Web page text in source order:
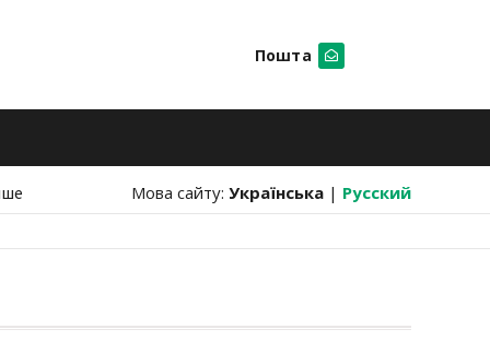
Пошта
Мова сайту: Українська | Русский